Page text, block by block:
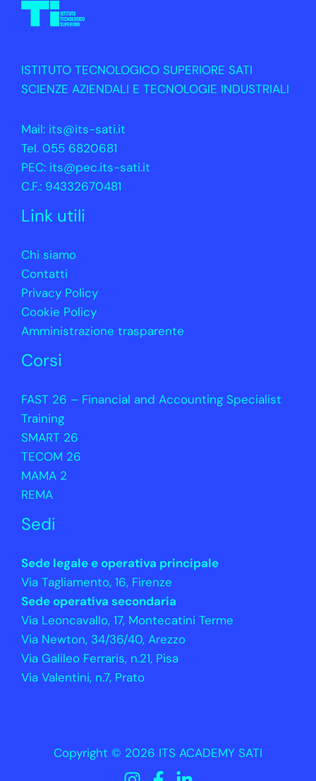
ISTITUTO TECNOLOGICO SUPERIORE SATI
SCIENZE AZIENDALI E TECNOLOGIE INDUSTRIALI
Mail: its@its-sati.it
Tel. 055 6820681
PEC: its@pec.its-sati.it
C.F.: 94332670481
Link utili
Chi siamo
Contatti
Privacy Policy
Cookie Policy
Amministrazione trasparente
Corsi
FAST 26 – Financial and Accounting Specialist
Training
SMART 26
TECOM 26
MAMA 2
REMA
Sedi
Sede legale e operativa principale
Via Tagliamento, 16, Firenze
Sede operativa secondaria
Via Leoncavallo, 17, Montecatini Terme
Via Newton, 34/36/40, Arezzo
Via Galileo Ferraris, n.21, Pisa
Via Valentini, n.7, Prato
Copyright © 2026 ITS ACADEMY SATI